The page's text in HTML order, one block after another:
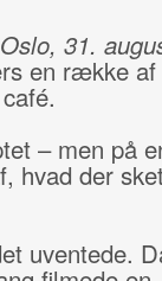
Oslo, 31.
en række af
– men på
hvad der
uventede.